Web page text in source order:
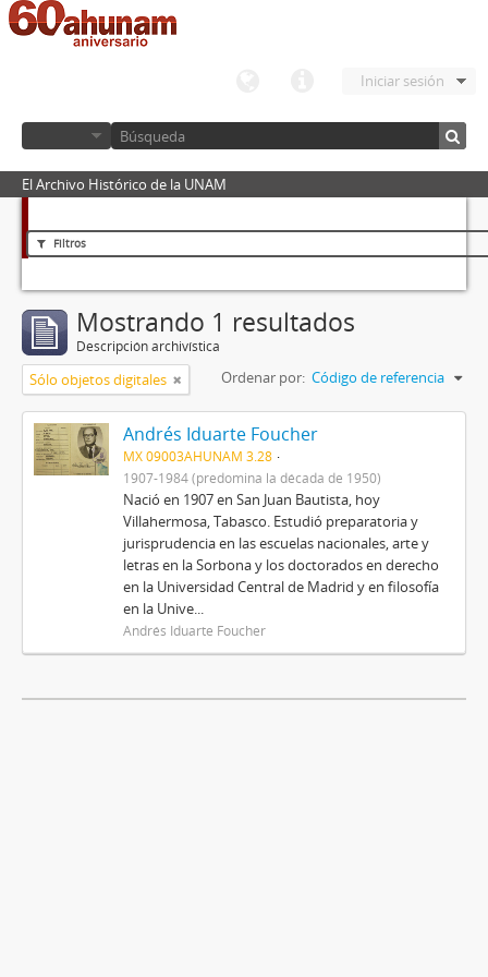
Iniciar sesión
El Archivo Histórico de la UNAM
Filtros
Mostrando 1 resultados
Descripción archivística
Sólo objetos digitales Ordenar por: Código de referencia
Andrés Iduarte Foucher
MX 09003AHUNAM 3.28
1907-1984 (predomina la década de 1950)
Nació en 1907 en San Juan Bautista, hoy
Villahermosa, Tabasco. Estudió preparatoria y
jurisprudencia en las escuelas nacionales, arte y
letras en la Sorbona y los doctorados en derecho
en la Universidad Central de Madrid y en filosofía
en la Unive...
Andrés Iduarte Foucher